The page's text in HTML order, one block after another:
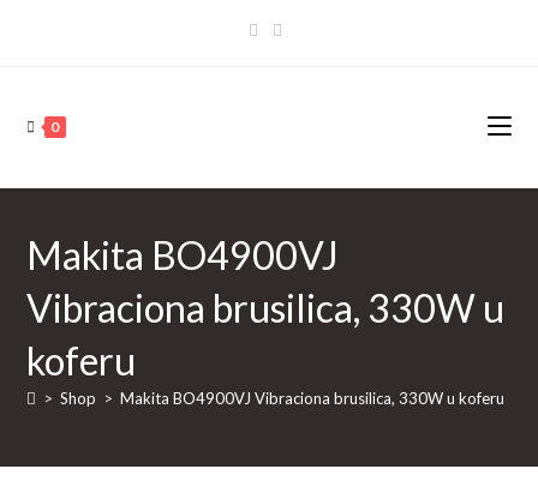
0
Makita BO4900VJ
Vibraciona brusilica, 330W u
koferu
> Shop > Makita BO4900VJ Vibraciona brusilica, 330W u koferu